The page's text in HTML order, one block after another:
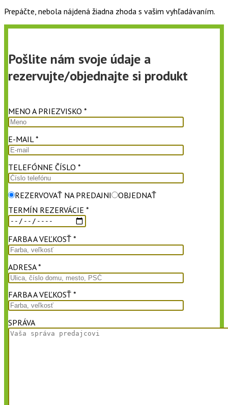
Prepáčte, nebola nájdená žiadna zhoda s vašim vyhľadávaním.
Pošlite nám svoje údaje a
rezervujte/objednajte si produkt
MENO A PRIEZVISKO *
E-MAIL *
TELEFÓNNE ČÍSLO *
REZERVOVAŤ NA PREDAJNI
OBJEDNAŤ
TERMÍN REZERVÁCIE *
FARBA A VEĽKOSŤ *
ADRESA *
FARBA A VEĽKOSŤ *
SPRÁVA